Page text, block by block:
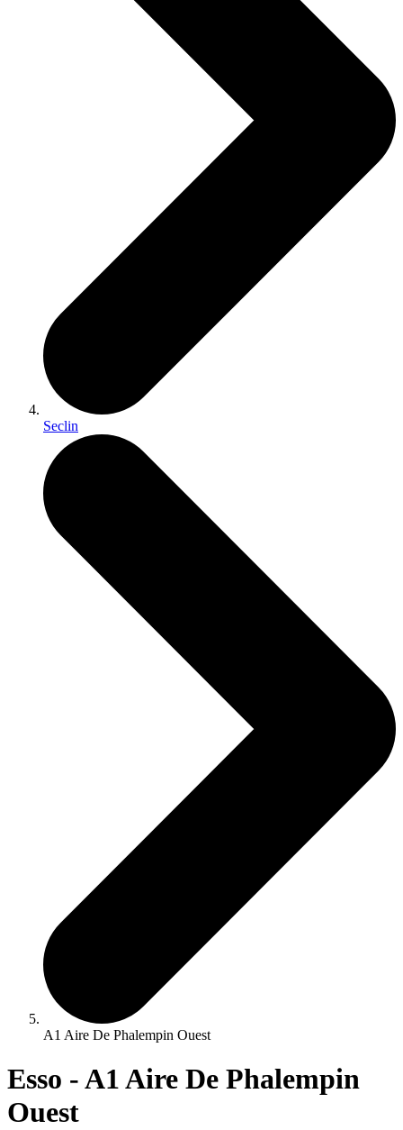
Seclin
A1 Aire De Phalempin Ouest
Esso - A1 Aire De Phalempin
Ouest